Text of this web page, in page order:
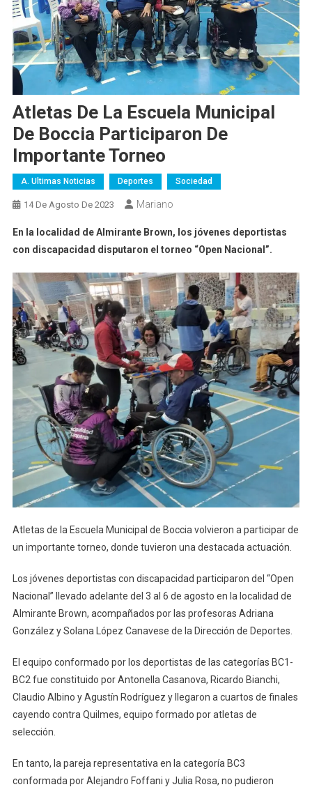
Atletas De La Escuela Municipal
De Boccia Participaron De
Importante Torneo
A. Ultimas Noticias Deportes Sociedad
14 De Agosto De 2023 Mariano
En la localidad de Almirante Brown, los jóvenes deportistas
con discapacidad disputaron el torneo “Open Nacional”.
Atletas de la Escuela Municipal de Boccia volvieron a participar de
un importante torneo, donde tuvieron una destacada actuación.
Los jóvenes deportistas con discapacidad participaron del “Open
Nacional” llevado adelante del 3 al 6 de agosto en la localidad de
Almirante Brown, acompañados por las profesoras Adriana
González y Solana López Canavese de la Dirección de Deportes.
El equipo conformado por los deportistas de las categorías BC1-
BC2 fue constituido por Antonella Casanova, Ricardo Bianchi,
Claudio Albino y Agustín Rodríguez y llegaron a cuartos de finales
cayendo contra Quilmes, equipo formado por atletas de
selección.
En tanto, la pareja representativa en la categoría BC3
conformada por Alejandro Foffani y Julia Rosa, no pudieron